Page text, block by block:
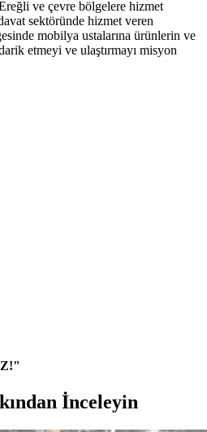
ve çevre bölgelere hizmet
sektöründe hizmet veren
mobilya ustalarına ürünlerin ve
etmeyi ve ulaştırmayı misyon
İnceleyin